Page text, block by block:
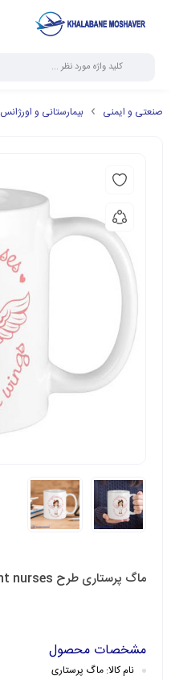
صنعتی و ایمنی بیمارستانی و اورژانس
ماگ پرستاری طرح Night nurses
مشخصات محصول
نام کالا: ماگ پرستاری